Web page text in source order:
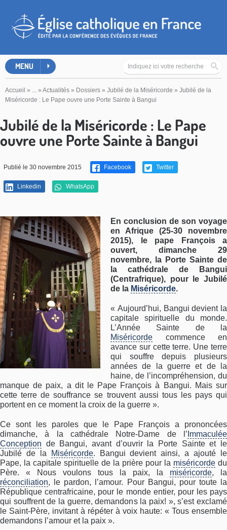
MENU
Accueil » ... » Actualités » Dossiers » Jubilé de la Miséricorde » Jubilé de la
Miséricorde : Le Pape ouvre une Porte Sainte à Bangui
Jubilé de la Miséricorde : Le Pape
ouvre une Porte Sainte à Bangui
Publié le 30 novembre 2015 Facebook Twitter
Linkedin WhatsApp
En conclusion de son voyage
en Afrique (25-30 novembre
2015), le pape François a
ouvert, dimanche 29
novembre, la Porte Sainte de
la cathédrale de Bangui
(Centrafrique), pour le Jubilé
de la Miséricorde.
« Aujourd’hui, Bangui devient la
capitale spirituelle du monde.
L’Année Sainte de la
Miséricorde commence en
avance sur cette terre. Une terre
qui souffre depuis plusieurs
années de la guerre et de la
haine, de l’incompréhension, du
manque de paix, a dit le Pape François à Bangui. Mais sur
cette terre de souffrance se trouvent aussi tous les pays qui
portent en ce moment la croix de la guerre ».
Ce sont les paroles que le Pape François a prononcées
dimanche, à la cathédrale Notre-Dame de l’ Immaculée
Conception de Bangui, avant d’ouvrir la Porte Sainte et le
Jubilé de la
Miséricorde. Bangui devient ainsi, a ajouté le
Pape, la capitale spirituelle de la prière pour la miséricorde du
Père. « Nous voulons tous la paix, la miséricorde, la
réconciliation, le pardon, l’amour. Pour Bangui, pour toute la
République centrafricaine, pour le monde entier, pour les pays
qui souffrent de la guerre, demandons la paix! », s’est exclamé
le Saint-Père, invitant à répéter à voix haute: « Tous ensemble
demandons l’amour et la paix ».